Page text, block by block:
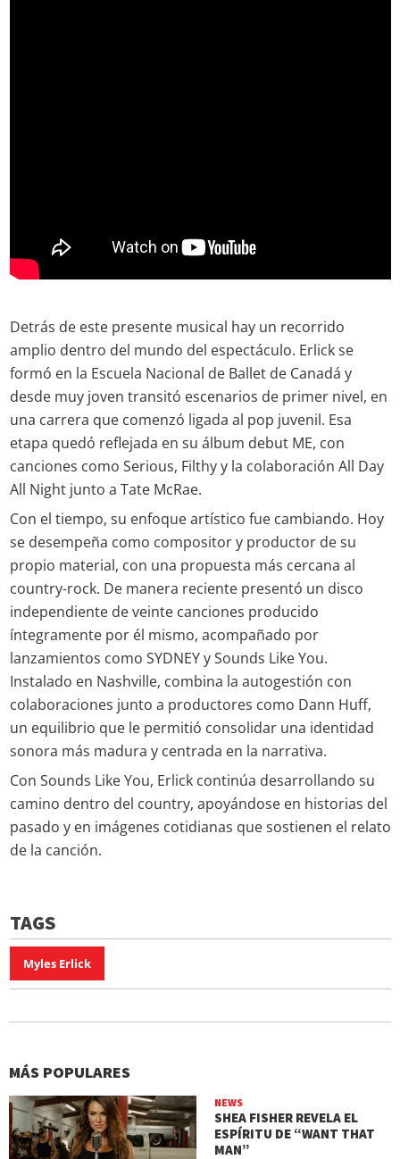
Detrás de este presente musical hay un recorrido
amplio dentro del mundo del espectáculo. Erlick se
formó en la Escuela Nacional de Ballet de Canadá y
desde muy joven transitó escenarios de primer nivel, en
una carrera que comenzó ligada al pop juvenil. Esa
etapa quedó reflejada en su álbum debut ME, con
canciones como Serious, Filthy y la colaboración All Day
All Night junto a Tate McRae.
Con el tiempo, su enfoque artístico fue cambiando. Hoy
se desempeña como compositor y productor de su
propio material, con una propuesta más cercana al
country-rock. De manera reciente presentó un disco
independiente de veinte canciones producido
íntegramente por él mismo, acompañado por
lanzamientos como SYDNEY y Sounds Like You.
Instalado en Nashville, combina la autogestión con
colaboraciones junto a productores como Dann Huff,
un equilibrio que le permitió consolidar una identidad
sonora más madura y centrada en la narrativa.
Con Sounds Like You, Erlick continúa desarrollando su
camino dentro del country, apoyándose en historias del
pasado y en imágenes cotidianas que sostienen el relato
de la canción.
TAGS
Myles Erlick
MÁS POPULARES
NEWS
SHEA FISHER REVELA EL
ESPÍRITU DE “WANT THAT
MAN”